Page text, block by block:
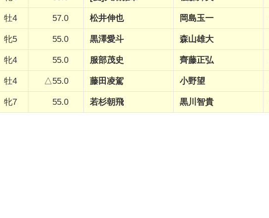
牡4 57.0 松井伸也 岡島玉一
牝5 55.0 黒澤愛斗 森山雄大
牝4 55.0 服部茂史 齊藤正弘
牡4 △55.0 藤田凌駕 小野望
牝7 55.0 若杉朝飛 黒川智貴